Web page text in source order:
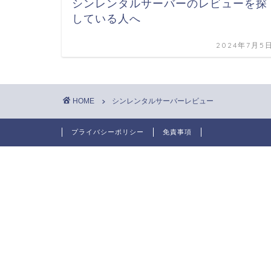
シンレンタルサーバーのレビューを探
している人へ
2024年7月5
HOME シンレンタルサーバーレビュー
プライバシーポリシー 免責事項